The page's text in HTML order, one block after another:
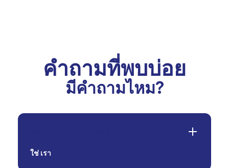
คำถามที่พบบ่อย
มีคำถามไหม?
ใช่ เรา